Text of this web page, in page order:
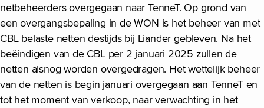
netbeheerders overgegaan naar TenneT. Op grond van
een overgangsbepaling in de WON is het beheer van met
CBL belaste netten destijds bij Liander gebleven. Na het
beëindigen van de CBL per 2 januari 2025 zullen de
netten alsnog worden overgedragen. Het wettelijk beheer
van de netten is begin januari overgegaan aan TenneT en
tot het moment van verkoop, naar verwachting in het